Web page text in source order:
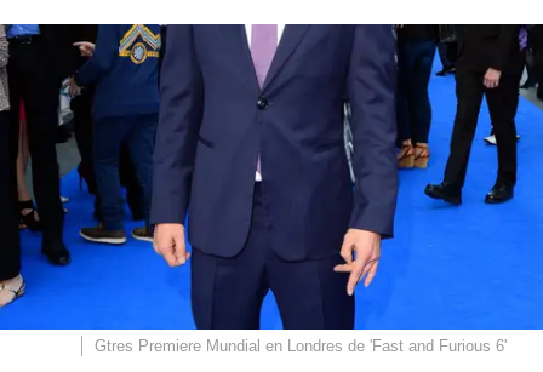
Gtres Premiere Mundial en Londres de 'Fast and Furious 6'